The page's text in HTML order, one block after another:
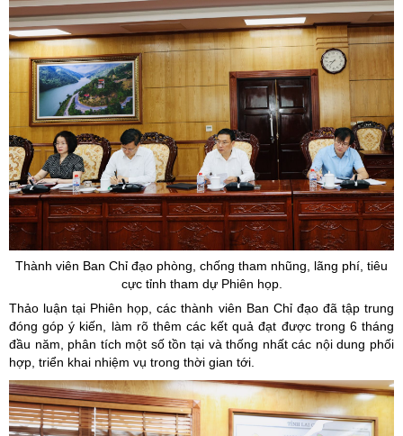
Thành viên Ban Chỉ đạo phòng, chống tham nhũng, lãng phí, tiêu
cực tỉnh tham dự Phiên họp.
Thảo luận tại Phiên họp, các thành viên Ban Chỉ đạo đã tập trung
đóng góp ý kiến, làm rõ thêm các kết quả đạt được trong 6 tháng
đầu năm, phân tích một số tồn tại và thống nhất các nội dung phối
hợp, triển khai nhiệm vụ trong thời gian tới.